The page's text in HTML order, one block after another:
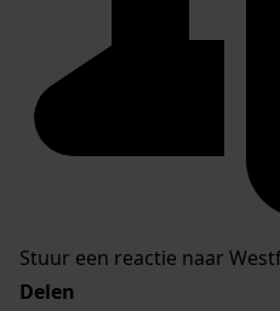
Stuur een reactie naar
Delen